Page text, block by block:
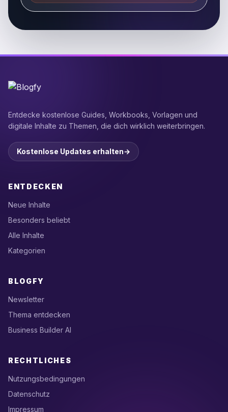
Entdecke kostenlose Guides, Workbooks, Vorlagen und
digitale Inhalte zu Themen, die dich wirklich weiterbringen.
Kostenlose Updates erhalten→
ENTDECKEN
Neue Inhalte
Besonders beliebt
Alle Inhalte
Kategorien
BLOGFY
Newsletter
Thema entdecken
Business Builder AI
RECHTLICHES
Nutzungsbedingungen
Datenschutz
Impressum